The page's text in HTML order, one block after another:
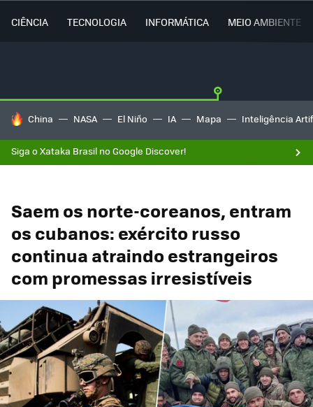
CIÊNCIA TECNOLOGIA INFORMÁTICA MEIO AMBIENTE
TENDÊNCIAS DO DIA
China NASA El Niño IA Mapa Inteligência
Siga o Xataka Brasil no Google Discover!
Saem os norte-coreanos, entram
os cubanos: exército russo
continua atraindo estrangeiros
com promessas irresistíveis